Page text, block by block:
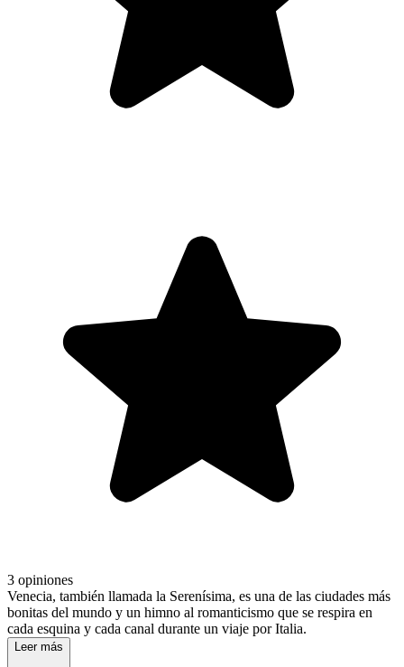
3 opiniones
Venecia, también llamada la Serenísima, es una de las ciudades más
bonitas del mundo y un himno al romanticismo que se respira en
cada esquina y cada canal durante un viaje por Italia.
Leer más